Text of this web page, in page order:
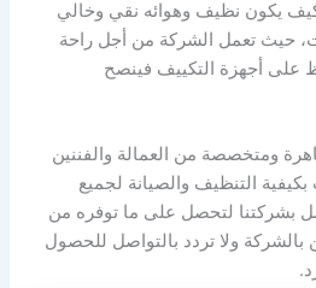
يكون نظيف وهوائه نقي وخالي
حيث تعمل الشركة من أجل راحة
على أجهزة التكييف فينصح
ومتخصصة من العمالة والفننين
التنظيف والصيانة لجميع
بشركتنا لتحصل على ما توفره من
بالشركة ولا تردد بالتواصل للحصول